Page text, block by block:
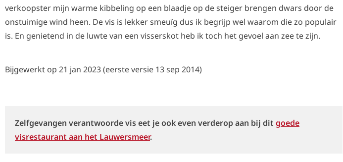
verkoopster mijn warme kibbeling op een blaadje op de steiger brengen dwars door de
onstuimige wind heen. De vis is lekker smeuïg dus ik begrijp wel waarom die zo populair
is. En genietend in de luwte van een visserskot heb ik toch het gevoel aan zee te zijn.
Bijgewerkt op 21 jan 2023 (eerste versie 13 sep 2014)
Zelfgevangen verantwoorde vis eet je ook even verderop aan bij dit goede
visrestaurant aan het Lauwersmeer.